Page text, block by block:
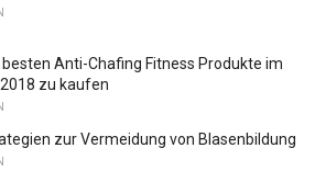
besten Anti-Chafing Fitness Produkte im
zu kaufen
zur Vermeidung von Blasenbildung